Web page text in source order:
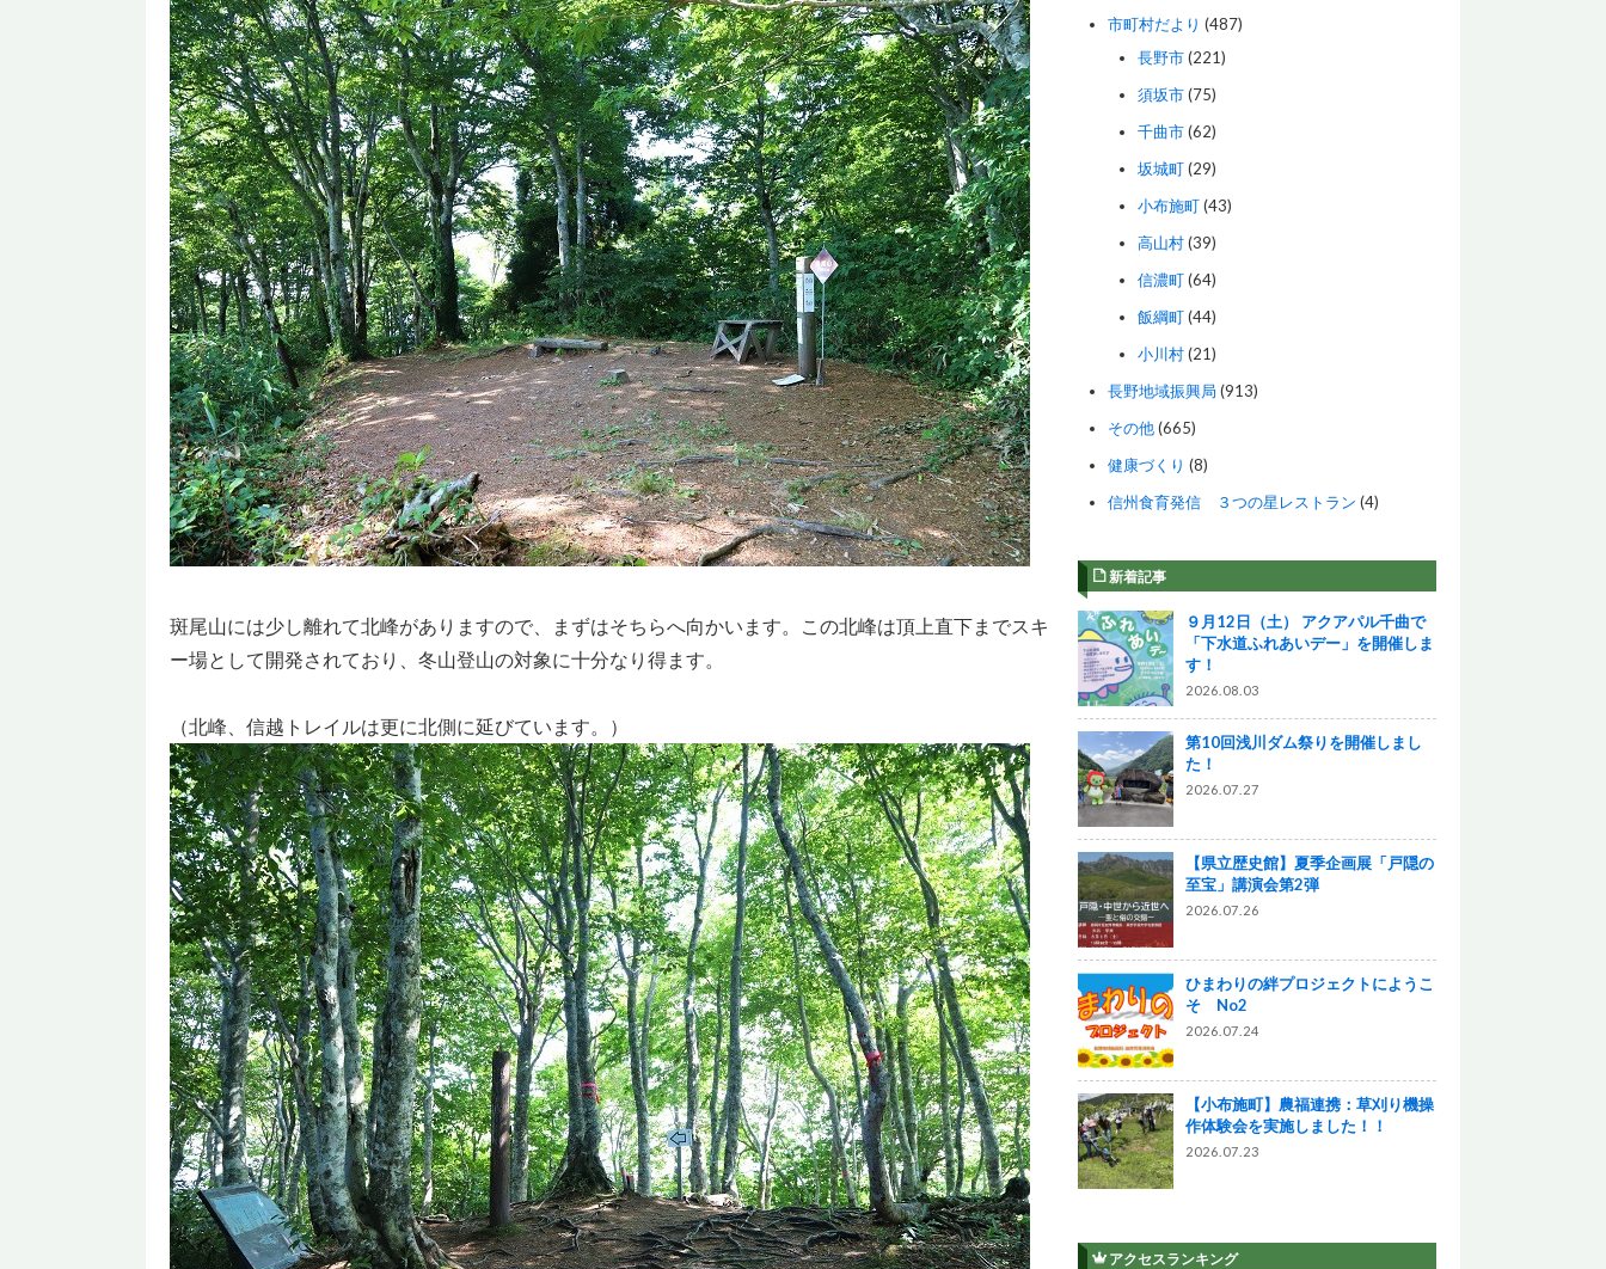
斑尾山には少し離れて北峰がありますので、まずはそちらへ向かいます。この北峰は頂上直下までスキ
ー場として開発されており、冬山登山の対象に十分なり得ます。
（北峰、信越トレイルは更に北側に延びています。）
市町村だより (487)
長野市(221)
須坂市(75)
千曲市(62)
坂城町(29)
小布施町(43)
高山村(39)
信濃町(64)
飯綱町(44)
小川村(21)
長野地域振興局 (913)
その他(665)
健康づくり (8)
信州食育発信 ３つの星レストラン (4)
新着記事
９月12日（土） アクアパル千曲で
「下水道ふれあいデー」を開催しま
す！
2026.08.03
第10回浅川ダム祭りを開催しまし
た！
2026.07.27
【県立歴史館】夏季企画展「戸隠の
至宝」講演会第2弾
2026.07.26
ひまわりの絆プロジェクトにようこ
そ No2
2026.07.24
【小布施町】農福連携：草刈り機操
作体験会を実施しました！！
2026.07.23
アクセスランキング